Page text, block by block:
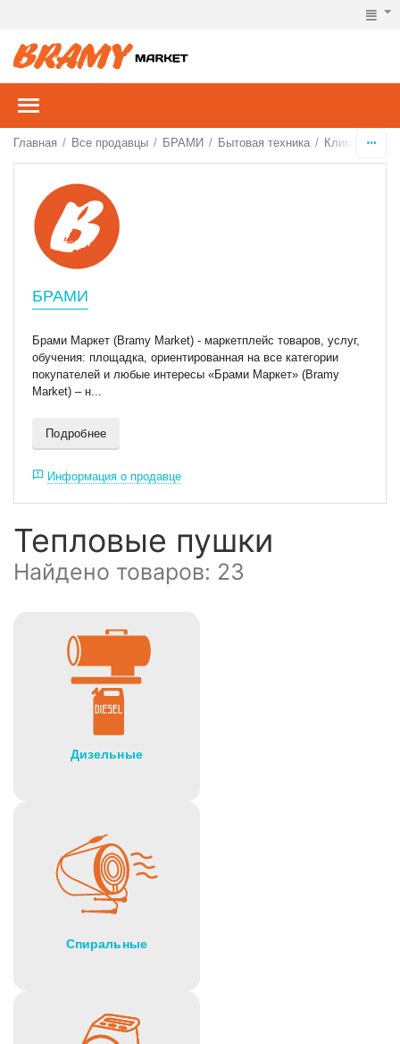
Главная / Все продавцы / БРАМИ / Бытовая техника /
Тепловые пушки
Найдено товаров: 23
Дизельные
Спиральные
БРАМИ
Брами Маркет (Bramy Market) - маркетплейс товаров, услуг,
обучения: площадка, ориентированная на все категории
покупателей и любые интересы «Брами Маркет» (Bramy
Market) – н...
Подробнее
Информация о продавце